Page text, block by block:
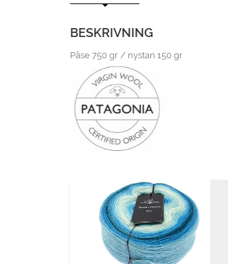
BESKRIVNING
Påse 750 gr / nystan 150 gr